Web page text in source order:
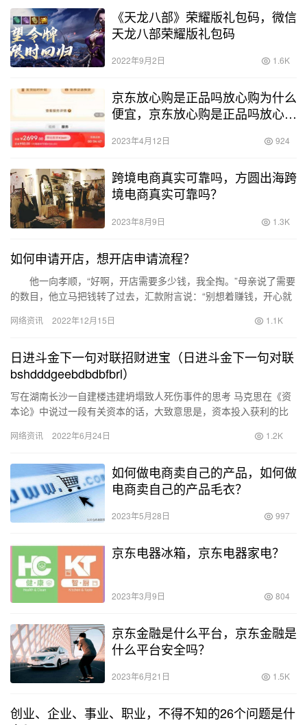
《天龙八部》荣耀版礼包码，微信
天龙八部荣耀版礼包码
2022年9月2日 1.6K
京东放心购是正品吗放心购为什么
便宜，京东放心购是正品吗放心购
2023年4月12日 924
跨境电商真实可靠吗，方圆出海跨
境电商真实可靠吗？
2023年8月9日 1.3K
如何申请开店，想开店申请流程？
他一向孝顺，“好啊，开店需要多少钱，我全掏。”母亲说了需要
的数目，他立马把钱转了过去，汇款附言说：“别想着赚钱，开心就
网络资讯 2022年12月15日 1.1K
日进斗金下一句对联招财进宝（日进斗金下一句对联
bshdddgeebdbdbfbrl）
写在湖南长沙一自建楼违建坍塌致人死伤事件的思考 马克思在《资
本论》中说过一段有关资本的话，大致意思是，资本投入获利的比
就…
网络资讯 2022年6月24日 1.2K
如何做电商卖自己的产品，如何做
电商卖自己的产品毛衣？
2023年5月28日 997
京东电器冰箱，京东电器家电？
2023年3月9日 804
京东金融是什么平台，京东金融是
什么平台安全吗？
2023年6月21日 1.5K
创业、企业、事业、职业，不得不知的26个问题是什